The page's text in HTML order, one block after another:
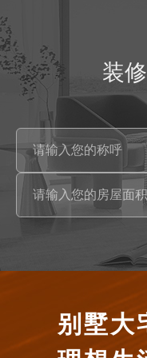
装
别墅大